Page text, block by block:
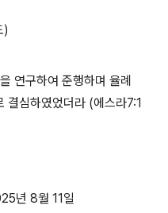
)
연구하여 준행하며 율례
결심하였었더라 (에스라7:1
년 8월 11일